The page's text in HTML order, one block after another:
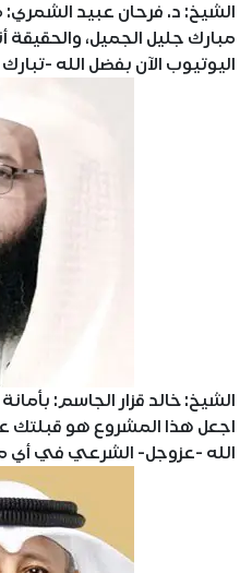
الشيخ: د. فرحان عبيد
مبارك جليل الجميل، والحقيقة
اليوتيوب الآن بفضل الله -
الشيخ: خالد قزار الجاسم:
اجعل هذا المشروع هو قبلتك
الله -عزوجل- الشرعي في أي